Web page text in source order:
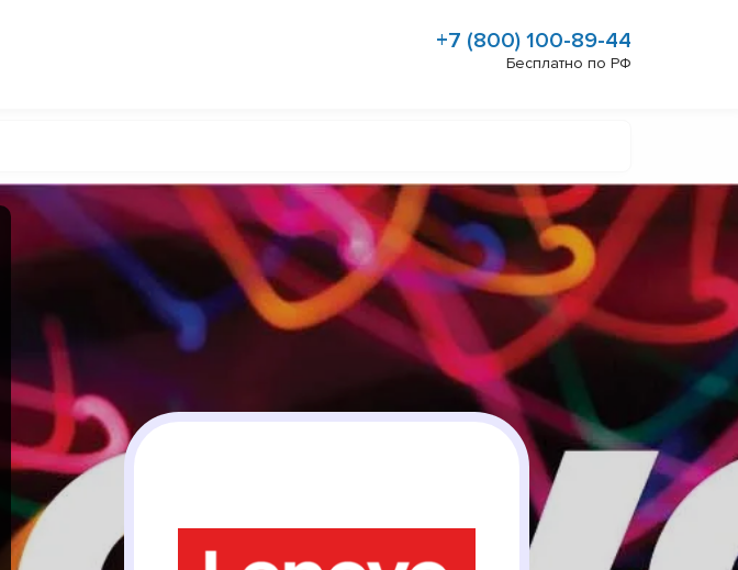
+7 (800) 100-89-44
Бесплатно по РФ